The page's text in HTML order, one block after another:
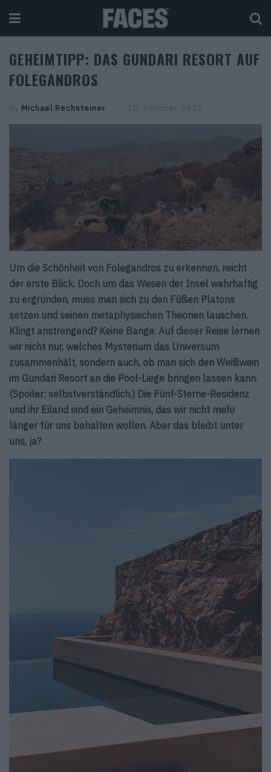
GEHEIMTIPP: DAS GUNDARI RESORT AUF
FOLEGANDROS
by Michael Rechsteiner 15. Oktober 2025
Um die Schönheit von Folegandros zu erkennen, reicht
der erste Blick. Doch um das Wesen der Insel wahrhaftig
zu ergründen, muss man sich zu den Füßen Platons
setzen und seinen metaphysischen Theorien lauschen.
Klingt anstrengend? Keine Bange. Auf dieser Reise lernen
wir nicht nur, welches Mysterium das Universum
zusammenhält, sondern auch, ob man sich den Weißwein
im Gundari Resort an die Pool-Liege bringen lassen kann.
(Spoiler: selbstverständlich.) Die Fünf-Sterne-Residenz
und ihr Eiland sind ein Geheimnis, das wir nicht mehr
länger für uns behalten wollen. Aber das bleibt unter
uns, ja?